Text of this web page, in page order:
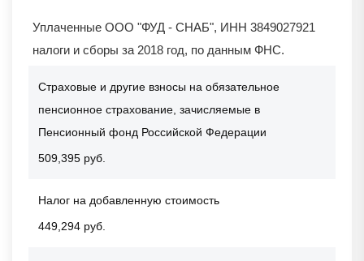
Уплаченные ООО "ФУД - СНАБ", ИНН 3849027921
налоги и сборы за 2018 год, по данным ФНС.
Страховые и другие взносы на обязательное
пенсионное страхование, зачисляемые в
Пенсионный фонд Российской Федерации
509,395 руб.
Налог на добавленную стоимость
449,294 руб.